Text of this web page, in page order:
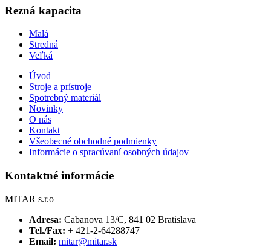
Rezná kapacita
Malá
Stredná
Veľká
Úvod
Stroje a prístroje
Spotrebný materiál
Novinky
O nás
Kontakt
Všeobecné obchodné podmienky
Informácie o spracúvaní osobných údajov
Kontaktné informácie
MITAR s.r.o
Adresa: Cabanova 13/C, 841 02 Bratislava
Tel./Fax: + 421-2-64288747
Email: mitar@mitar.sk